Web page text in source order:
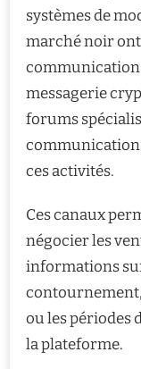
systèmes de
marché noir ont
communication
messagerie
forums
communication
ces activités.
Ces canaux
négocier les
informations
ou les périodes
la plateforme.